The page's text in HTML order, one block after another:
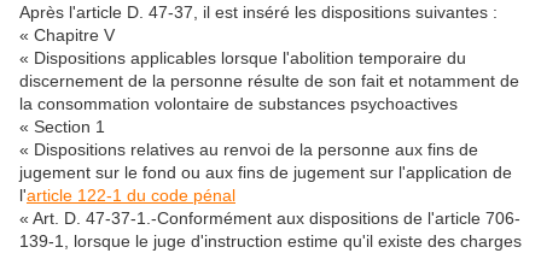
Après l'article D. 47-37, il est inséré les dispositions suivantes :
« Chapitre V
« Dispositions applicables lorsque l'abolition temporaire du
discernement de la personne résulte de son fait et notamment de
la consommation volontaire de substances psychoactives
« Section 1
« Dispositions relatives au renvoi de la personne aux fins de
jugement sur le fond ou aux fins de jugement sur l'application de
l'article 122-1 du code pénal
« Art. D. 47-37-1.-Conformément aux dispositions de l'article 706-
139-1, lorsque le juge d'instruction estime qu'il existe des charges